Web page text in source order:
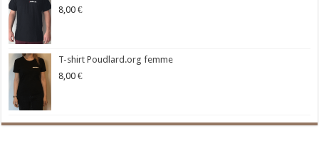
8,00 €
T-shirt Poudlard.org femme
8,00 €